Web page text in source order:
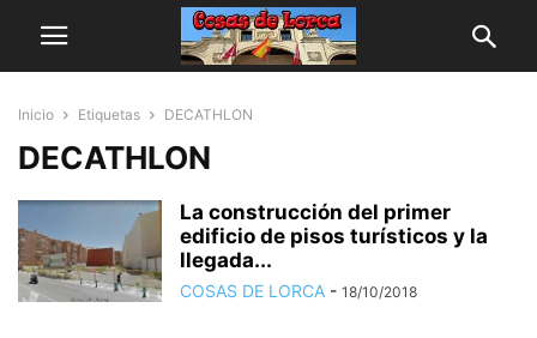
Inicio Etiquetas DECATHLON
DECATHLON
La construcción del primer
edificio de pisos turísticos y la
llegada...
COSAS DE LORCA - 18/10/2018